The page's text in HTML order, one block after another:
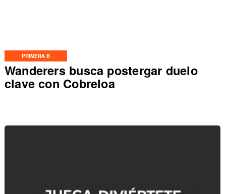
PRIMERA B
Wanderers busca postergar duelo
clave con Cobreloa